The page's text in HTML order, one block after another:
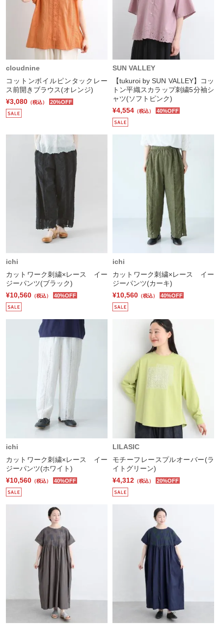
cloudnine
コットンボイルピンタックレー
ス前開きブラウス(オレンジ)
¥3,080 （税込） 20%OFF
SUN VALLEY
【tukuroi by SUN VALLEY】コッ
トン平織スカラップ刺繍5分袖シ
ャツ(ソフトピンク)
¥4,554 （税込） 40%OFF
ichi
カットワーク刺繍×レース イー
ジーパンツ(ブラック)
¥10,560 （税込） 40%OFF
ichi
カットワーク刺繍×レース イー
ジーパンツ(カーキ)
¥10,560 （税込） 40%OFF
ichi
カットワーク刺繍×レース イー
ジーパンツ(ホワイト)
¥10,560 （税込） 40%OFF
LILASIC
モチーフレースプルオーバー(ラ
イトグリーン)
¥4,312 （税込） 20%OFF